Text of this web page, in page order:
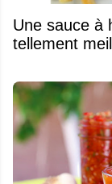
Une sauce à
tellement